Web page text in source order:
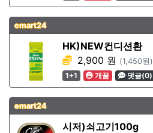
emart24
HK)NEW컨디션환
2,900 원 (1,450원)
1+1
개꿀 댓글(0)
emart24
시저)쇠고기100g